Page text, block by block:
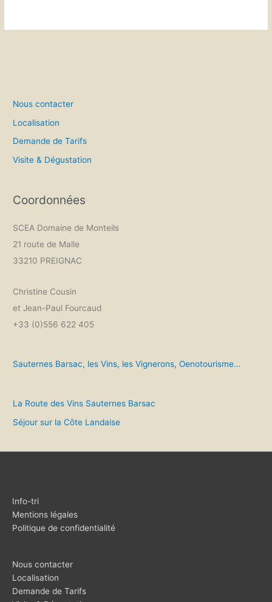
Nous contacter
Localisation
Demande de Tarifs
Visite & Dégustation
Coordonnées
SCEA Domaine de Monteils
21 route de Malle
33210 PREIGNAC
Christine Cousin
et Jean-Paul Fourcaud
+33 (0)556 622 405
Sauternes Barsac, les Vins, les Vignerons, Oenotourisme…
La Route des Vins Sauternes Barsac
Séjour sur la Côte Landaise
Info-tri
Mentions légales
Politique de confidentialité
Nous contacter
Localisation
Demande de Tarifs